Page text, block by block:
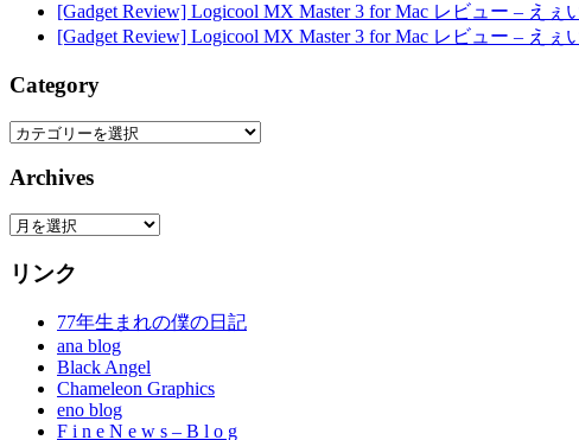
[Gadget Review] Logicool MX Master 3 for Mac レビュー – え
[Gadget Review] Logicool MX Master 3 for Mac レビュー – え
Category
Category
Archives
Archives
リンク
77年生まれの僕の日記
ana blog
Black Angel
Chameleon Graphics
eno blog
F i n e N e w s – B l o g